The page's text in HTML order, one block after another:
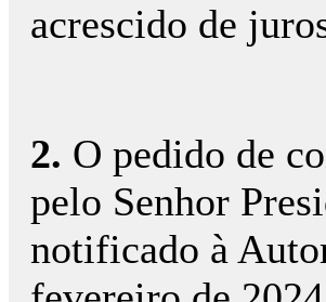
acrescido de
2. O pedido de
pelo Senhor
notificado à